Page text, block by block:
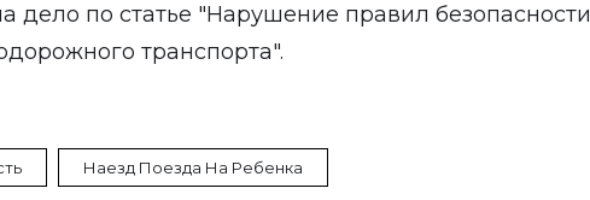
дело по статье "Нарушение правил безопасности
транспорта".
Наезд Поезда На Ребенка